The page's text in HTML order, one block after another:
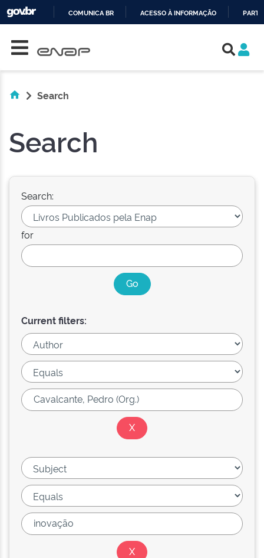
COMUNICA BR ACESSO À INFORMAÇÃO
Search
Search
Search:
for
Current filters: